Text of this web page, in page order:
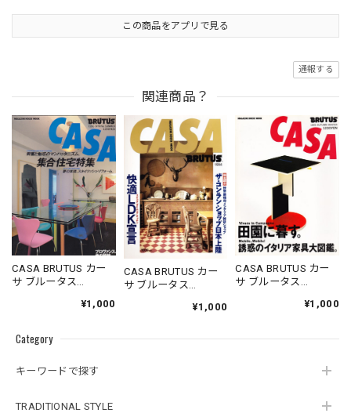
Category
キーワードで探す
TRADITIONAL STYLE
この商品をアプリで見る
通報する
関連商品？
CASA BRUTUS カー
サ ブルータス
¥1,000
CASA BRUTUS カー
サ ブルータス
¥1,000
CASA BRUTUS カー
サ ブルータス
¥1,000